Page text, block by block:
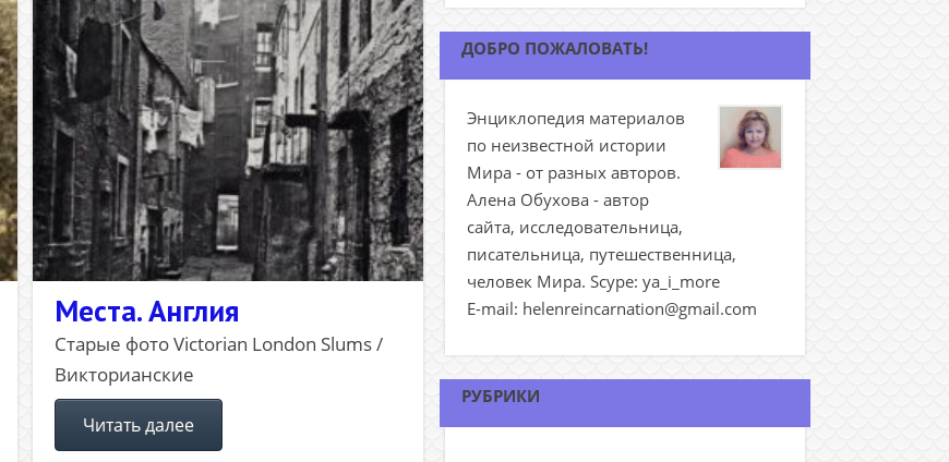
Места. Англия
Старые фото Victorian London Slums /
Викторианские
Читать далее
ДОБРО ПОЖАЛОВАТЬ!
Энциклопедия материалов
по неизвестной истории
Мира - от разных авторов.
Алена Обухова - автор
сайта, исследовательница,
писательница, путешественница,
человек Мира. Scype: ya_i_more
E-mail: helenreincarnation@gmail.com
РУБРИКИ